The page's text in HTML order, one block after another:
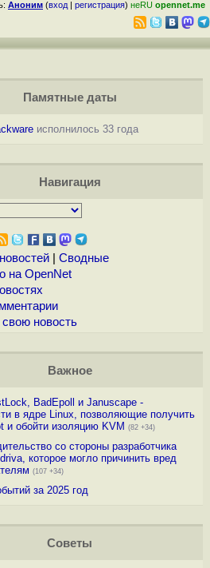
Аноним (вход | регистрация) неRU opennet.me
Памятные даты
исполнилось 33 года
Навигация
| Сводные
на OpenNet
новость
Важное
BadEpoll и Januscape -
в ядре Linux, позволяющие получить
и обойти изоляцию KVM (82 +34)
со стороны разработчика
которое могло причинить вред
(107 +34)
за 2025 год
Советы